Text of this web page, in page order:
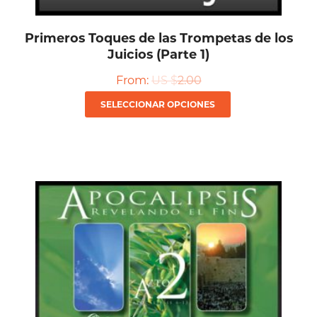
producto
Primeros Toques de las Trompetas de los
Juicios (Parte 1)
From: US $2.00
SELECCIONAR OPCIONES
variantes.
Las
opciones
se
pueden
elegir